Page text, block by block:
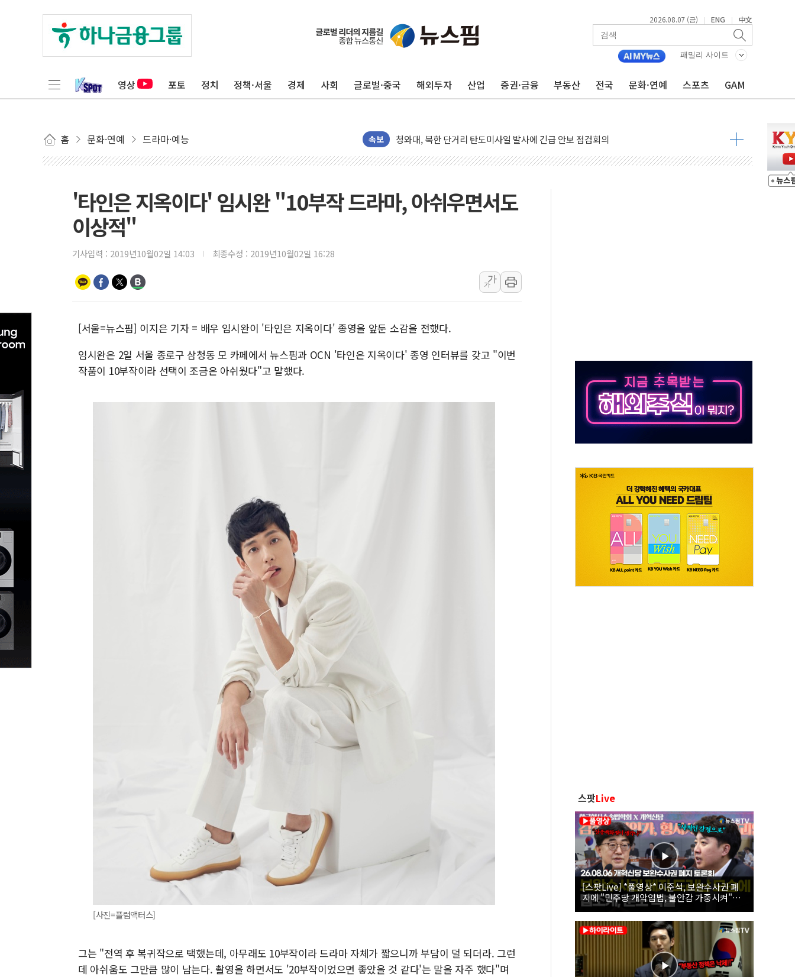
2026.08.07 (금) | ENG | 中文
패밀리 사이트
영상 포토 정치 정책·서울 경제 사회 글로벌·중국 해외투자 산업 증권·금융 부동산 전국 문화·연예 스포츠 GAM
홈 문화·연예 드라마·예능 속보
유럽증시, 견조한 실적 소화하며 대부분 상승… "2분기 기업 순이익 21% 증가" 전망
리투아니아 국방 "러, 우크라 드론으로 나토 회원국 공격 검토… 거짓 깃발 작전"
뉴욕증시 개장 전 특징주...모더나·아이온큐·도어대시↑ VS 샌디스크·피그마·앱러빈↓
김정관 장관 "영업이익 N% 성과급 반대…상법·자본시장법 개정 논의"
청와대, 북한 단거리 탄도미사일 발사에 긴급 안보 점검회의
금값 7주 만에 최고…美 고용 둔화·호르무즈 재개방 기대에 강세
러, 1인칭시점 드론으로 우크라 민간인 '사파리' 공격… 시민들 공포감 극대화 전략
[베트남 증시] 지수 하락 속 'DGC' 임시 주총 기대감에 홀로 상한가…마진 잔액은 사상 최고
해군 1함대 창설 80주년…지역과 함께하는 '선봉'의 대민 봉사
[3보] 북, 원산서 동해로 단거리 탄도미사일 1발 발사… 올해 10번째·42일 만 도발
동해해경, 독도 해상서 부유물 감긴 어선 구조
주한미군 "오산기지 누출, 백린 아닌 무해한 표면 부식 물질"
'타인은 지옥이다' 임시완 "10부작 드라마, 아쉬우면서도
이상적"
기사입력 : 2019년10월02일 14:03 최종수정 : 2019년10월02일 16:28
가
가
[서울=뉴스핌] 이지은 기자 = 배우 임시완이 '타인은 지옥이다' 종영을 앞둔 소감을 전했다.
임시완은 2일 서울 종로구 삼청동 모 카페에서 뉴스핌과 OCN '타인은 지옥이다' 종영 인터뷰를 갖고 "이번
작품이 10부작이라 선택이 조금은 아쉬웠다"고 말했다.
[사진=플럼액터스]
그는 "전역 후 복귀작으로 택했는데, 아무래도 10부작이라 드라마 자체가 짧으니까 부담이 덜 되더라. 그런
데 아쉬움도 그만큼 많이 남는다. 촬영을 하면서도 '20부작이었으면 좋았을 것 같다'는 말을 자주 했다"며
스팟Live
[스팟Live] *풀영상* 이준석, 보완수사권 폐
지에 "민주당 개악입법, 불안감 가중시켜"｜
26.08.06 개혁신당 보완수사권 폐지 토론회